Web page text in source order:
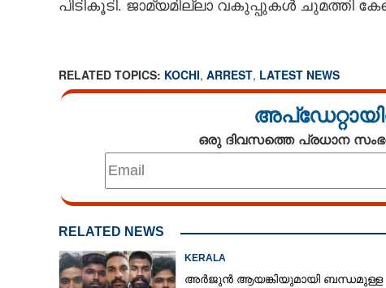
പിടികൂടി. ജാമ്യമില്ലാ വകുപ്പുകൾ ചുമത്തി
RELATED TOPICS: KOCHI, ARREST, LATEST NEWS
ഒരു ദിവസത്തെ പ്രധാന
RELATED NEWS
KERALA
അർജുൻ ആയങ്കിയുമായി ബന്ധമുള്ള